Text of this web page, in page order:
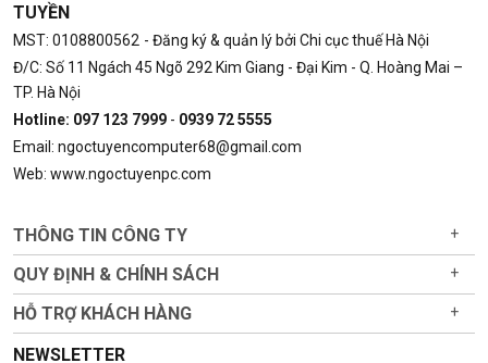
TUYỀN
MST: 0108800562 - Đăng ký & quản lý bởi Chi cục thuế Hà Nội
Đ/C: Số 11 Ngách 45 Ngõ 292 Kim Giang - Đại Kim - Q. Hoàng Mai –
TP. Hà Nội
Hotline: 097 123 7999 - 0939 72 5555
Email: ngoctuyencomputer68@gmail.com
Web: www.ngoctuyenpc.com
THÔNG TIN CÔNG TY +
QUY ĐỊNH & CHÍNH SÁCH +
HỖ TRỢ KHÁCH HÀNG +
NEWSLETTER